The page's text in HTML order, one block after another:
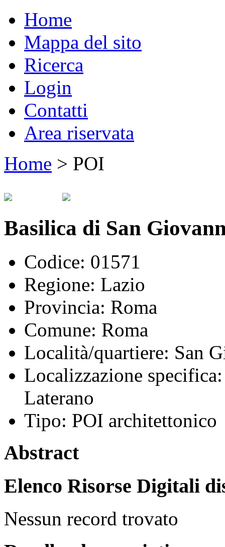
Home
Mappa del sito
Ricerca
Login
Contatti
Area riservata
Home > POI
Basilica di San
Codice: 01571
Regione: Lazio
Provincia: Roma
Comune: Roma
Località/quartiere: San
Localizzazione specifica:
Laterano
Tipo: POI architettonico
Abstract
Elenco Risorse Digitali
Nessun record trovato